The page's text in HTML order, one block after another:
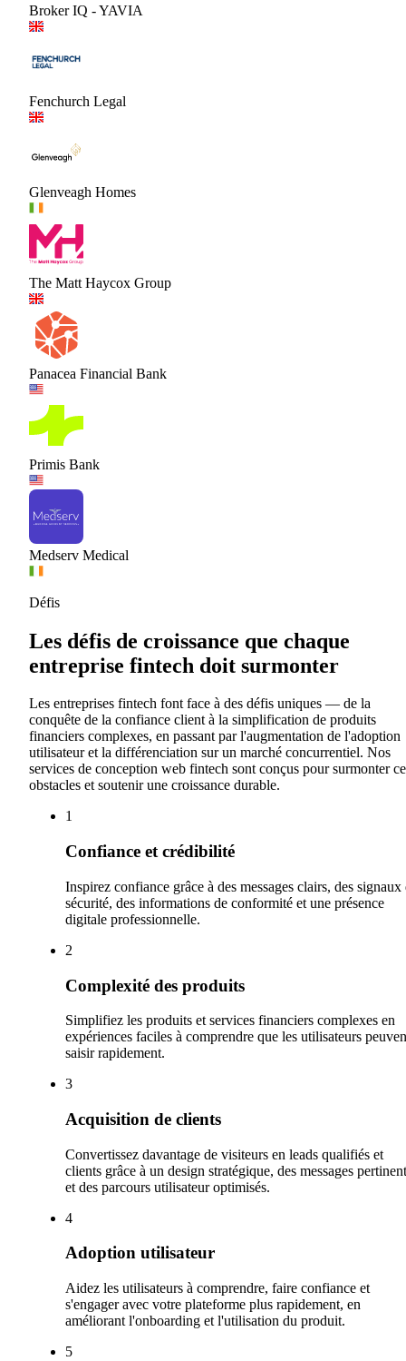
Broker IQ - YAVIA
Fenchurch Legal
Glenveagh Homes
The Matt Haycox Group
Panacea Financial Bank
Primis Bank
Medserv Medical
Défis
Les défis de croissance que chaque
entreprise fintech doit surmonter
Les entreprises fintech font face à des défis uniques — de la
conquête de la confiance client à la simplification de produits
financiers complexes, en passant par l'augmentation de l'adoption
utilisateur et la différenciation sur un marché concurrentiel. Nos
services de conception web fintech sont conçus pour surmonter
obstacles et soutenir une croissance durable.
1
Confiance et crédibilité
Inspirez confiance grâce à des messages clairs, des signaux
sécurité, des informations de conformité et une présence
digitale professionnelle.
2
Complexité des produits
Simplifiez les produits et services financiers complexes en
expériences faciles à comprendre que les utilisateurs
saisir rapidement.
3
Acquisition de clients
Convertissez davantage de visiteurs en leads qualifiés et
clients grâce à un design stratégique, des messages
et des parcours utilisateur optimisés.
4
Adoption utilisateur
Aidez les utilisateurs à comprendre, faire confiance et
s'engager avec votre plateforme plus rapidement, en
améliorant l'onboarding et l'utilisation du produit.
5